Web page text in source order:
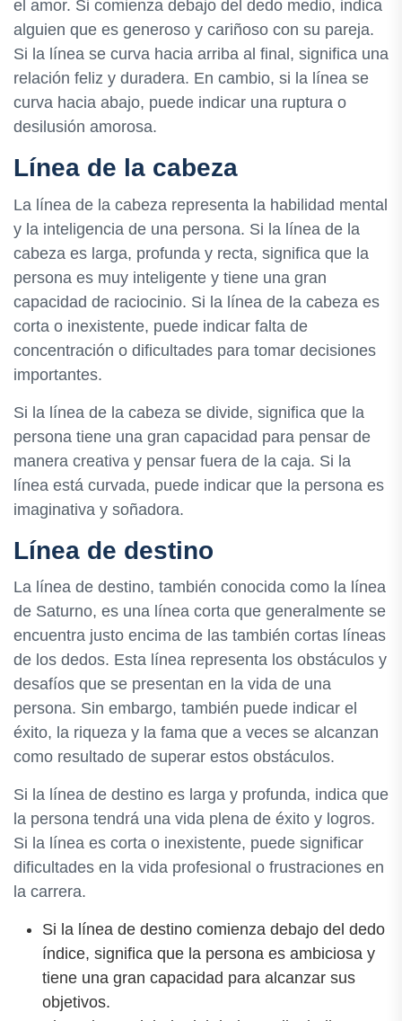
el amor. Si comienza debajo del dedo medio, indica
alguien que es generoso y cariñoso con su pareja.
Si la línea se curva hacia arriba al final, significa una
relación feliz y duradera. En cambio, si la línea se
curva hacia abajo, puede indicar una ruptura o
desilusión amorosa.
Línea de la cabeza
La línea de la cabeza representa la habilidad mental
y la inteligencia de una persona. Si la línea de la
cabeza es larga, profunda y recta, significa que la
persona es muy inteligente y tiene una gran
capacidad de raciocinio. Si la línea de la cabeza es
corta o inexistente, puede indicar falta de
concentración o dificultades para tomar decisiones
importantes.
Si la línea de la cabeza se divide, significa que la
persona tiene una gran capacidad para pensar de
manera creativa y pensar fuera de la caja. Si la
línea está curvada, puede indicar que la persona es
imaginativa y soñadora.
Línea de destino
La línea de destino, también conocida como la línea
de Saturno, es una línea corta que generalmente se
encuentra justo encima de las también cortas líneas
de los dedos. Esta línea representa los obstáculos y
desafíos que se presentan en la vida de una
persona. Sin embargo, también puede indicar el
éxito, la riqueza y la fama que a veces se alcanzan
como resultado de superar estos obstáculos.
Si la línea de destino es larga y profunda, indica que
la persona tendrá una vida plena de éxito y logros.
Si la línea es corta o inexistente, puede significar
dificultades en la vida profesional o frustraciones en
la carrera.
Si la línea de destino comienza debajo del dedo
índice, significa que la persona es ambiciosa y
tiene una gran capacidad para alcanzar sus
objetivos.